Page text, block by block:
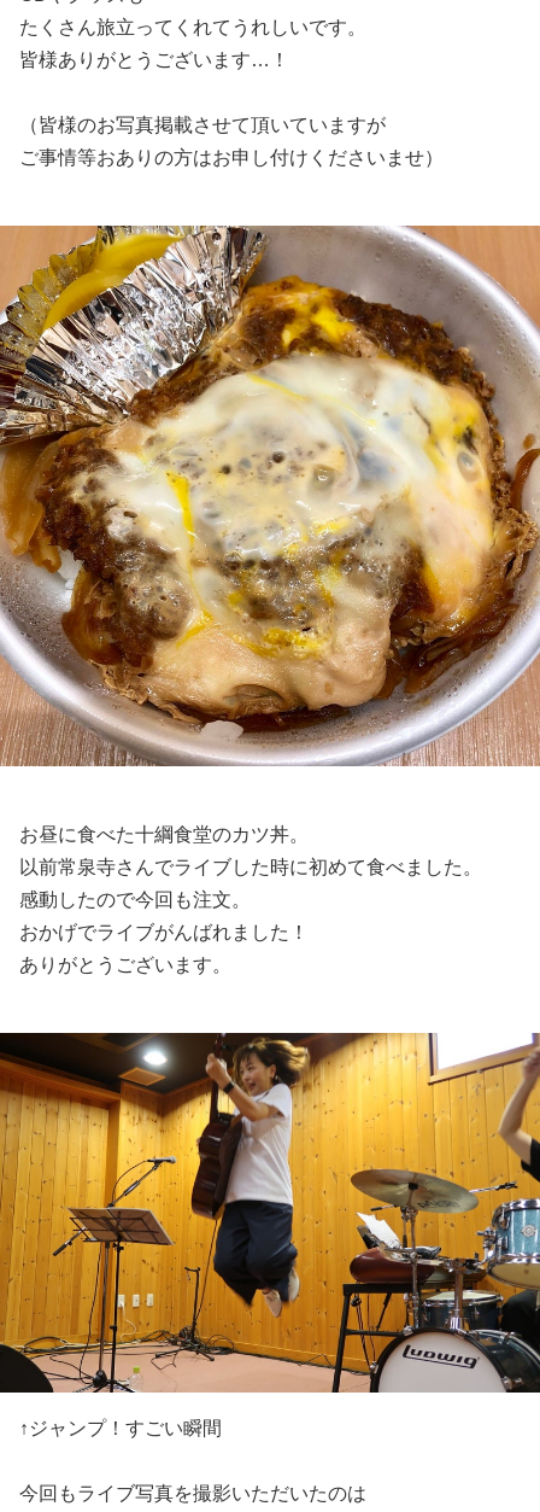
たくさん旅立ってくれてうれしいです。
皆様ありがとうございます…！
（皆様のお写真掲載させて頂いていますが
ご事情等おありの方はお申し付けくださいませ）
お昼に食べた十綱食堂のカツ丼。
以前常泉寺さんでライブした時に初めて食べました。
感動したので今回も注文。
おかげでライブがんばれました！
ありがとうございます。
↑ジャンプ！すごい瞬間
今回もライブ写真を撮影いただいたのは